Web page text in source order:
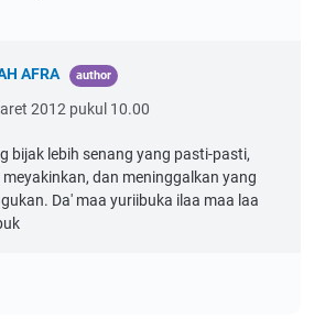
AFRA
2012 pukul 10.00
bijak lebih senang yang pasti-pasti,
dan meninggalkan yang
Da' maa yuriibuka ilaa maa laa